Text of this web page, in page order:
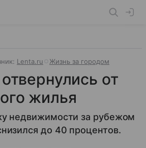
Lenta.ru Жизнь за городом
от
жилья
недвижимости за рубежом
до 40 процентов.